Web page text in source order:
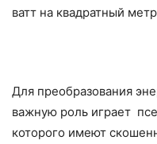
ватт на квадратный
Для преобразования
важную роль играет
которого имеют